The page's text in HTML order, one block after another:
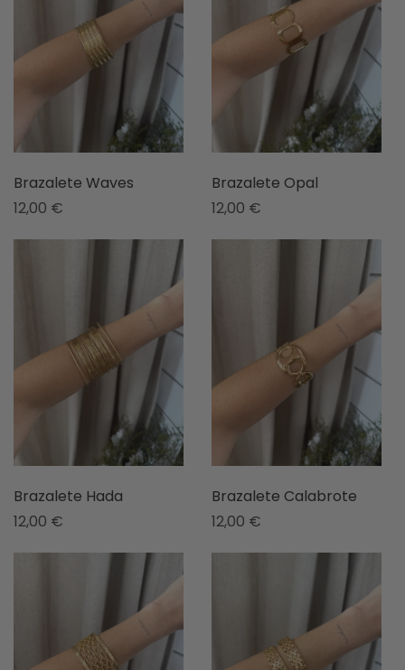
Brazalete Waves
12,00 €
Brazalete Opal
12,00 €
Brazalete Hada
12,00 €
Brazalete Calabrote
12,00 €